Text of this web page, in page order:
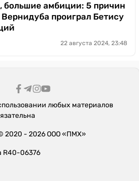
большие амбиции: 5 причин
проиграл Бетису
22 августа 2024, 23:48
любых материалов
2020 - 2026 ООО «ПМХ»
R40-06376